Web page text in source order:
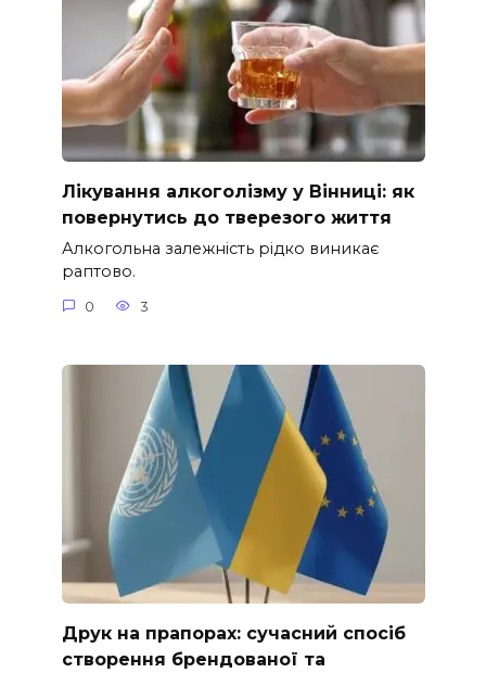
Лікування алкоголізму у Вінниці: як
повернутись до тверезого життя
Алкогольна залежність рідко виникає
раптово.
0 3
Друк на прапорах: сучасний спосіб
створення брендованої та